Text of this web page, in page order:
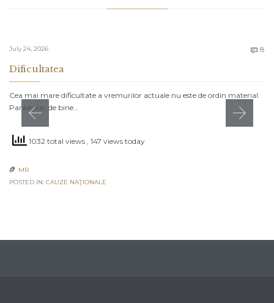
July 24, 2026  8
Dificultatea
Cea mai mare dificultate a vremurilor actuale nu este de ordin material.
Paradoxal, de bine…
1032 total views , 147 views today
 MR
POSTED IN: CAUZE NAŢIONALE